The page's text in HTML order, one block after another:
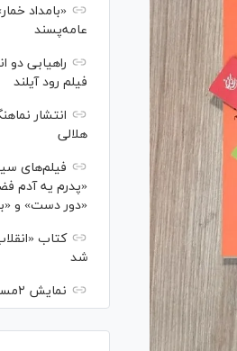
«بامداد
عامه‌پسند
راهیابی
فیلم رود آیلند
انتشار
هلالی
فیلم‌های
«پدرم یه آدم
«دور دست» و
کتاب
شد
نمایش ۲مستند در «پاتوق مستند»